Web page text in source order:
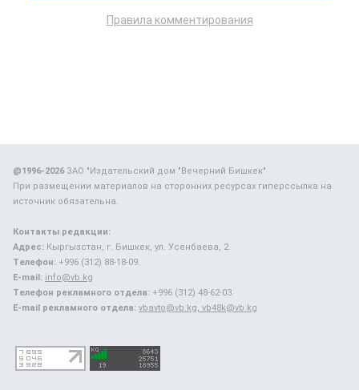
Правила комментирования
@1996-2026ЗАО "Издательский дом "Вечерний Бишкек"
При размещении материалов на сторонних ресурсах гиперссылка на
источник обязательна.
Контакты редакции:
Адрес: Кыргызстан, г. Бишкек, ул. Усенбаева, 2.
Телефон: +996 (312) 88-18-09.
E-mail: info@vb.kg
Телефон рекламного отдела: +996 (312) 48-62-03.
E-mail рекламного отдела: vbavto@vb.kg, vb48k@vb.kg